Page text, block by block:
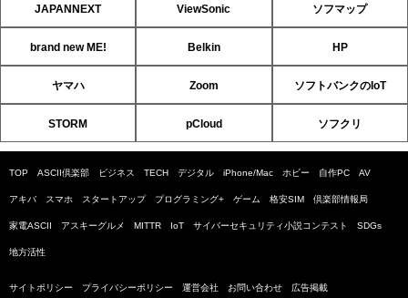
JAPANNEXT ViewSonic ソフマップ
brand new ME! Belkin HP
ヤマハ Zoom ソフトバンクのIoT
STORM pCloud ソフクリ
TOP ASCII倶楽部 ビジネス TECH デジタル iPhone/Mac ホビー 自作PC AV
アキバ スマホ スタートアップ プログラミング+ ゲーム 格安SIM 倶楽部情報局
家電ASCII アスキーグルメ MITTR IoT サイバーセキュリティ小説コンテスト SDGs
地方活性
サイトポリシー プライバシーポリシー 運営会社 お問い合わせ 広告掲載